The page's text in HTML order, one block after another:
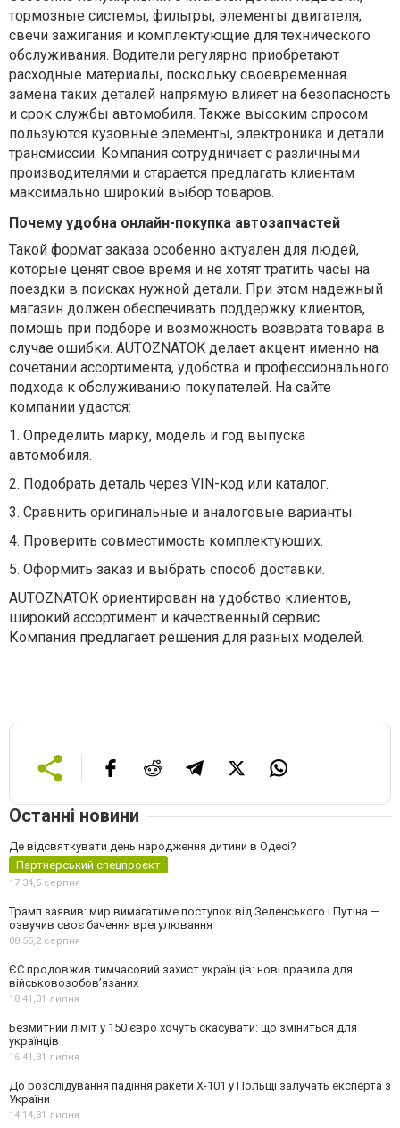
тормозные системы, фильтры, элементы двигателя,
свечи зажигания и комплектующие для технического
обслуживания. Водители регулярно приобретают
расходные материалы, поскольку своевременная
замена таких деталей напрямую влияет на безопасность
и срок службы автомобиля. Также высоким спросом
пользуются кузовные элементы, электроника и детали
трансмиссии. Компания сотрудничает с различными
производителями и старается предлагать клиентам
максимально широкий выбор товаров.
Почему удобна онлайн-покупка автозапчастей
Такой формат заказа особенно актуален для людей,
которые ценят свое время и не хотят тратить часы на
поездки в поисках нужной детали. При этом надежный
магазин должен обеспечивать поддержку клиентов,
помощь при подборе и возможность возврата товара в
случае ошибки. AUTOZNATOK делает акцент именно на
сочетании ассортимента, удобства и профессионального
подхода к обслуживанию покупателей. На сайте
компании удастся:
1. Определить марку, модель и год выпуска
автомобиля.
2. Подобрать деталь через VIN-код или каталог.
3. Сравнить оригинальные и аналоговые варианты.
4. Проверить совместимость комплектующих.
5. Оформить заказ и выбрать способ доставки.
AUTOZNATOK ориентирован на удобство клиентов,
широкий ассортимент и качественный сервис.
Компания предлагает решения для разных моделей.
Останні новини
Де відсвяткувати день народження дитини в Одесі?
Партнерський спецпроєкт
17:34,5 серпня
Трамп заявив: мир вимагатиме поступок від Зеленського і Путіна —
озвучив своє бачення врегулювання
08:55,2 серпня
ЄС продовжив тимчасовий захист українців: нові правила для
військовозобов’язаних
18:41,31 липня
Безмитний ліміт у 150 євро хочуть скасувати: що зміниться для
українців
16:41,31 липня
До розслідування падіння ракети Х-101 у Польщі залучать експерта з
України
14:14,31 липня